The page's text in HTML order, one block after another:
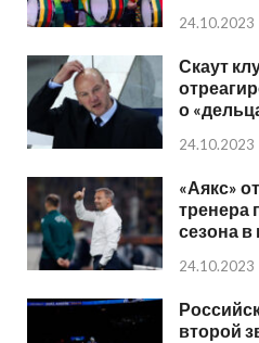
24.10.2023
Скаут
о
24.10.2023
«Аякс»
тренера
сезона в
24.10.2023
второй